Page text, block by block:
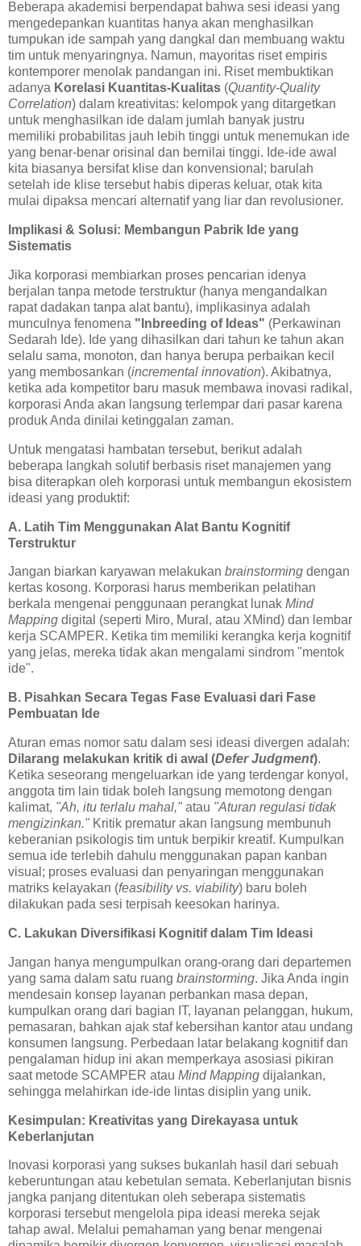
Beberapa akademisi berpendapat bahwa sesi ideasi yang
mengedepankan kuantitas hanya akan menghasilkan
tumpukan ide sampah yang dangkal dan membuang waktu
tim untuk menyaringnya. Namun, mayoritas riset empiris
kontemporer menolak pandangan ini. Riset membuktikan
adanya Korelasi Kuantitas-Kualitas (Quantity-Quality
Correlation) dalam kreativitas: kelompok yang ditargetkan
untuk menghasilkan ide dalam jumlah banyak justru
memiliki probabilitas jauh lebih tinggi untuk menemukan ide
yang benar-benar orisinal dan bernilai tinggi. Ide-ide awal
kita biasanya bersifat klise dan konvensional; barulah
setelah ide klise tersebut habis diperas keluar, otak kita
mulai dipaksa mencari alternatif yang liar dan revolusioner.
Implikasi & Solusi: Membangun Pabrik Ide yang
Sistematis
Jika korporasi membiarkan proses pencarian idenya
berjalan tanpa metode terstruktur (hanya mengandalkan
rapat dadakan tanpa alat bantu), implikasinya adalah
munculnya fenomena "Inbreeding of Ideas" (Perkawinan
Sedarah Ide). Ide yang dihasilkan dari tahun ke tahun akan
selalu sama, monoton, dan hanya berupa perbaikan kecil
yang membosankan (incremental innovation). Akibatnya,
ketika ada kompetitor baru masuk membawa inovasi radikal,
korporasi Anda akan langsung terlempar dari pasar karena
produk Anda dinilai ketinggalan zaman.
Untuk mengatasi hambatan tersebut, berikut adalah
beberapa langkah solutif berbasis riset manajemen yang
bisa diterapkan oleh korporasi untuk membangun ekosistem
ideasi yang produktif:
A. Latih Tim Menggunakan Alat Bantu Kognitif
Terstruktur
Jangan biarkan karyawan melakukan brainstorming dengan
kertas kosong. Korporasi harus memberikan pelatihan
berkala mengenai penggunaan perangkat lunak Mind
Mapping digital (seperti Miro, Mural, atau XMind) dan lembar
kerja SCAMPER. Ketika tim memiliki kerangka kerja kognitif
yang jelas, mereka tidak akan mengalami sindrom "mentok
ide".
B. Pisahkan Secara Tegas Fase Evaluasi dari Fase
Pembuatan Ide
Aturan emas nomor satu dalam sesi ideasi divergen adalah:
Dilarang melakukan kritik di awal (Defer Judgment).
Ketika seseorang mengeluarkan ide yang terdengar konyol,
anggota tim lain tidak boleh langsung memotong dengan
kalimat, "Ah, itu terlalu mahal," atau "Aturan regulasi tidak
mengizinkan." Kritik prematur akan langsung membunuh
keberanian psikologis tim untuk berpikir kreatif. Kumpulkan
semua ide terlebih dahulu menggunakan papan kanban
visual; proses evaluasi dan penyaringan menggunakan
matriks kelayakan (feasibility vs. viability) baru boleh
dilakukan pada sesi terpisah keesokan harinya.
C. Lakukan Diversifikasi Kognitif dalam Tim Ideasi
Jangan hanya mengumpulkan orang-orang dari departemen
yang sama dalam satu ruang brainstorming. Jika Anda ingin
mendesain konsep layanan perbankan masa depan,
kumpulkan orang dari bagian IT, layanan pelanggan, hukum,
pemasaran, bahkan ajak staf kebersihan kantor atau undang
konsumen langsung. Perbedaan latar belakang kognitif dan
pengalaman hidup ini akan memperkaya asosiasi pikiran
saat metode SCAMPER atau Mind Mapping dijalankan,
sehingga melahirkan ide-ide lintas disiplin yang unik.
Kesimpulan: Kreativitas yang Direkayasa untuk
Keberlanjutan
Inovasi korporasi yang sukses bukanlah hasil dari sebuah
keberuntungan atau kebetulan semata. Keberlanjutan bisnis
jangka panjang ditentukan oleh seberapa sistematis
korporasi tersebut mengelola pipa ideasi mereka sejak
tahap awal. Melalui pemahaman yang benar mengenai